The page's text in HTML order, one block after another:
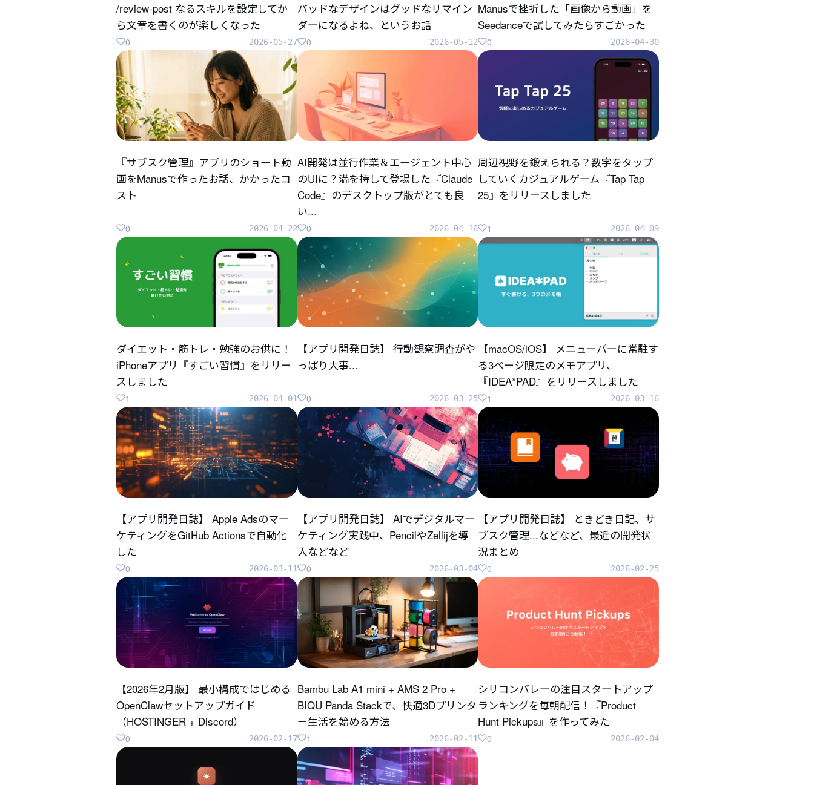
/review-post なるスキルを設定してか
ら文章を書くのが楽しくなった
2026-05-27
0
バッドなデザインはグッドなリマイン
ダーになるよね、というお話
2026-05-12
0
Manusで挫折した「画像から動画」を
Seedanceで試してみたらすごかった
2026-04-30
0
『サブスク管理』アプリのショート動
画をManusで作ったお話、かかったコ
スト
2026-04-22
0
AI開発は並行作業＆エージェント中心
のUIに？満を持して登場した『Claude
Code』のデスクトップ版がとても良
い...
2026-04-16
0
周辺視野を鍛えられる？数字をタップ
していくカジュアルゲーム『Tap Tap
25』をリリースしました
2026-04-09
1
ダイエット・筋トレ・勉強のお供に！
iPhoneアプリ『すごい習慣』をリリー
スしました
2026-04-01
1
【アプリ開発日誌】 行動観察調査がや
っぱり大事...
2026-03-25
0
【macOS/iOS】 メニューバーに常駐す
る3ページ限定のメモアプリ、
『IDEA*PAD』をリリースしました
2026-03-16
1
【アプリ開発日誌】 Apple Adsのマー
ケティングをGitHub Actionsで自動化
した
2026-03-11
0
【アプリ開発日誌】 AIでデジタルマー
ケティング実践中、PencilやZellijを導
入などなど
2026-03-04
0
【アプリ開発日誌】 ときどき日記、サ
ブスク管理...などなど、最近の開発状
況まとめ
2026-02-25
0
【2026年2月版】 最小構成ではじめる
OpenClawセットアップガイド
（HOSTINGER + Discord）
2026-02-17
0
Bambu Lab A1 mini + AMS 2 Pro +
BIQU Panda Stackで、快適3Dプリンタ
ー生活を始める方法
2026-02-11
1
シリコンバレーの注目スタートアップ
ランキングを毎朝配信！『Product
Hunt Pickups』を作ってみた
2026-02-04
0